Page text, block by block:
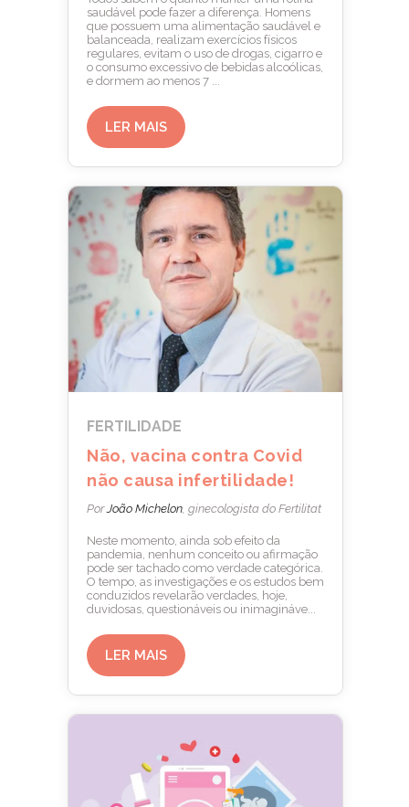
saudável pode fazer a diferença. Homens
que possuem uma alimentação saudável e
balanceada, realizam exercícios físicos
regulares, evitam o uso de drogas, cigarro e
o consumo excessivo de bebidas alcoólicas,
e dormem ao menos 7 ...
LER MAIS
FERTILIDADE
Não, vacina contra Covid
não causa infertilidade!
Por João Michelon , ginecologista do Fertilitat
Neste momento, ainda sob efeito da
pandemia, nenhum conceito ou afirmação
pode ser tachado como verdade categórica.
O tempo, as investigações e os estudos bem
conduzidos revelarão verdades, hoje,
duvidosas, questionáveis ou inimagináve...
LER MAIS